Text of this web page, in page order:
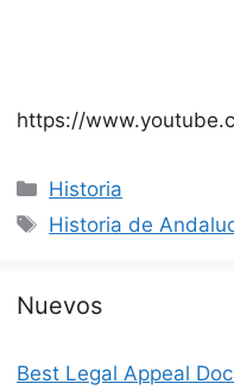
https://
Categorías
Historia
Etiquetas
Historia de
Nuevos
Best Legal Appeal